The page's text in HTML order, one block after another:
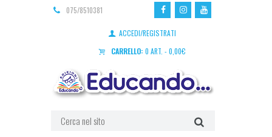
075/8510381
ACCEDI/REGISTRATI
CARRELLO: 0 ART. - 0,00€